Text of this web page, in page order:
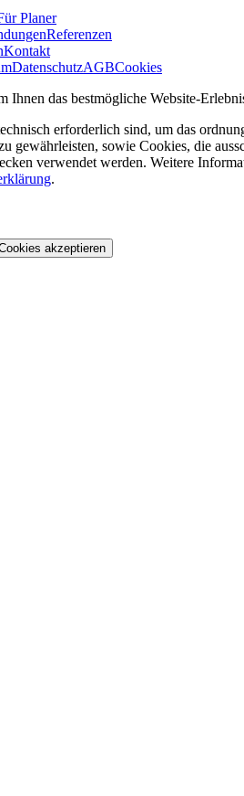
Planer
Referenzen
Kontakt
DatenschutzAGBCookies
Ihnen das bestmögliche Website-
erforderlich sind, um das
gewährleisten, sowie Cookies, die
verwendet werden. Weitere
.
akzeptieren